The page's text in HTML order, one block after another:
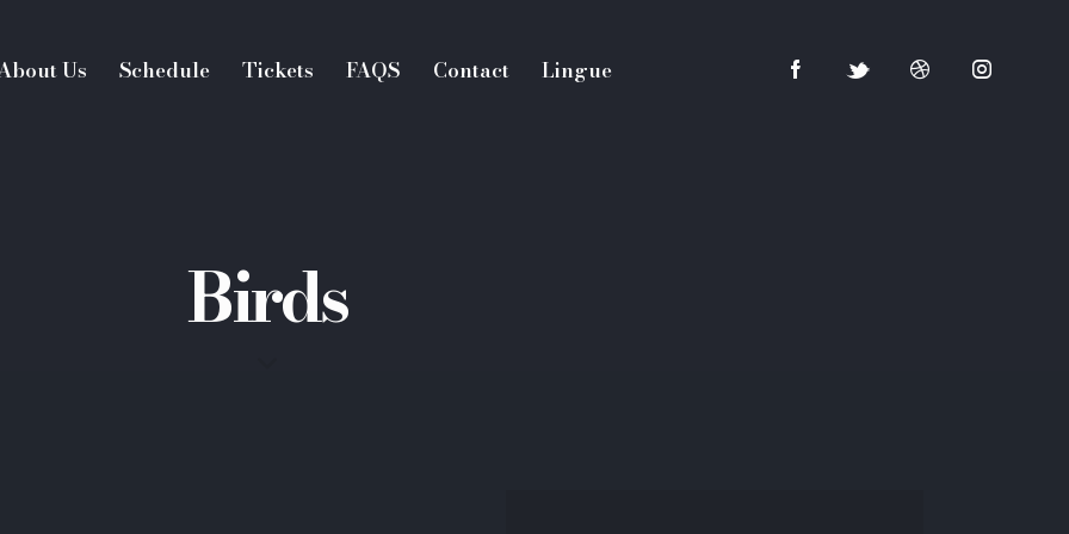
Us Schedule Tickets FAQS Contact Lingue
Birds